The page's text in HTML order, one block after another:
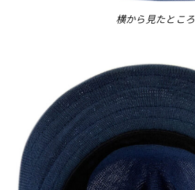
横から見たところ